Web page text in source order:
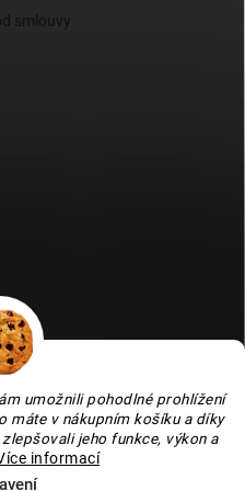
umožnili pohodlné prohlížení
máte v nákupním košíku a díky
jeho funkce, výkon a
informací
smlouvy
tipy a inspirace
květináči i na balkoně